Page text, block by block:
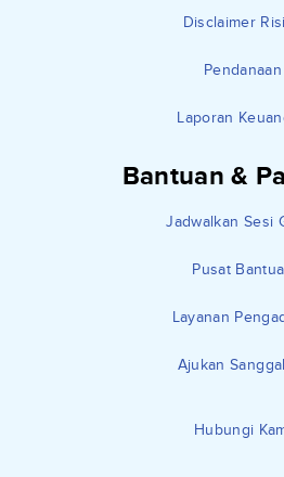
Disclaimer
Pendanaan
Laporan
Bantuan &
Jadwalkan Sesi
Pusat
Layanan
Ajukan
Hubungi